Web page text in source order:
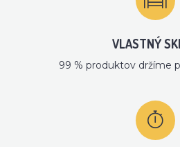
VLASTNÝ
99 % produktov držíme